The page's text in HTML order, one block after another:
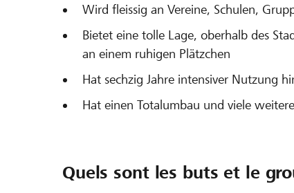
Wird fleissig an Vereine, Schulen,
Bietet eine tolle Lage, oberhalb des
an einem ruhigen Plätzchen
Hat sechzig Jahre intensiver Nutzung
Hat einen Totalumbau und viele
Quels sont les buts et le